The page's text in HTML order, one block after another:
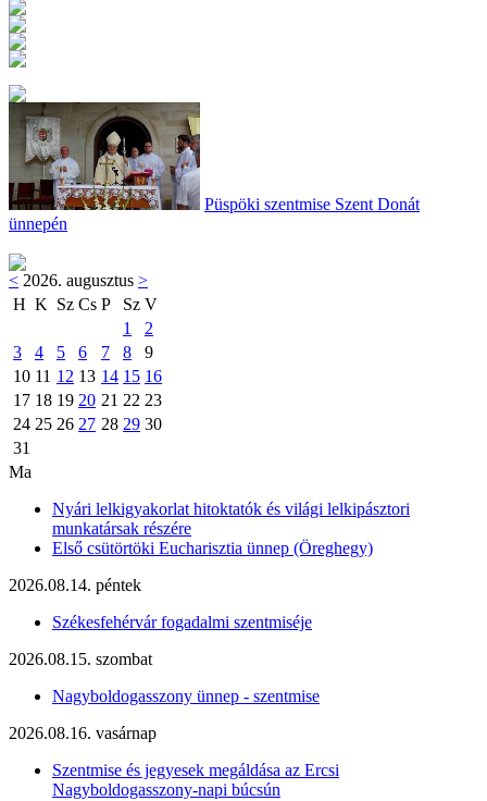
Püspöki szentmise Szent Donát
ünnepén
< 2026. augusztus >
H K Sz Cs P Sz V
1
2
3
4 5 6 7 8
9
10 11 12 13 14 15 16
17 18 19 20 21 22 23
24 25 26 27 28 29 30
31
Ma
Nyári lelkigyakorlat hitoktatók és világi lelkipásztori
munkatársak részére
Első csütörtöki Eucharisztia ünnep (Öreghegy)
2026.08.14. péntek
Székesfehérvár fogadalmi szentmiséje
2026.08.15. szombat
Nagyboldogasszony ünnep - szentmise
2026.08.16. vasárnap
Szentmise és jegyesek megáldása az Ercsi
Nagyboldogasszony-napi búcsún